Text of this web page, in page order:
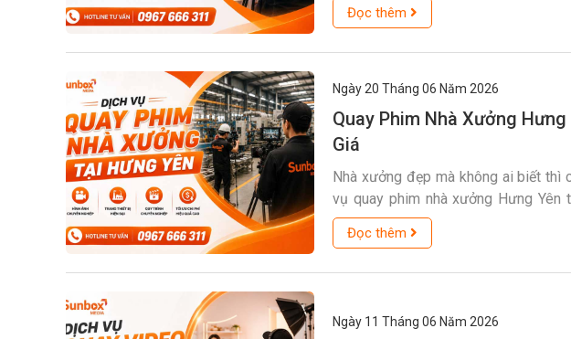
chất […]
Đọc thêm
Ngày 20 Tháng 06 Năm 2026
Quay Phim Nhà Xưởng
Giá
Nhà xưởng đẹp mà không ai biết thì
vụ quay phim nhà xưởng Hưng
giúp doanh nghiệp có ngay bộ hình
Hưng Yên – […]
Đọc thêm
Ngày 11 Tháng 06 Năm 2026